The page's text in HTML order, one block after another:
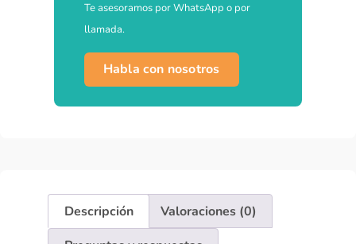
Te asesoramos por WhatsApp o por
llamada.
Habla con nosotros
Descripción
Valoraciones (0)